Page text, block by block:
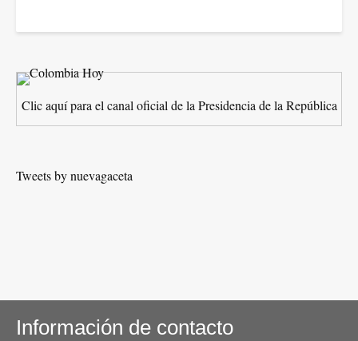
Clic aquí para el canal oficial de la Presidencia de la República
Tweets by nuevagaceta
Información de contacto